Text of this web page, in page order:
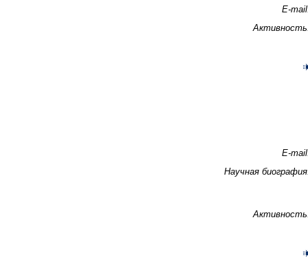
E-
E-
Научная